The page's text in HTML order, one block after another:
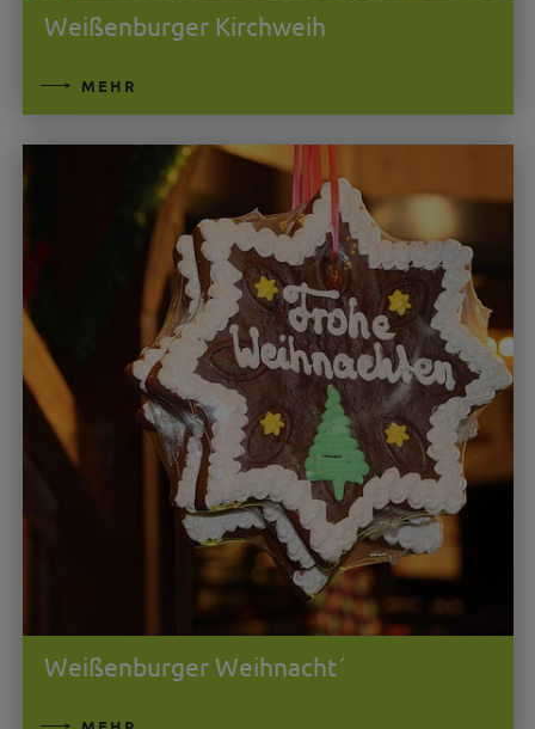
Weißenburger Kirchweih
MEHR
Weißenburger Weihnacht´